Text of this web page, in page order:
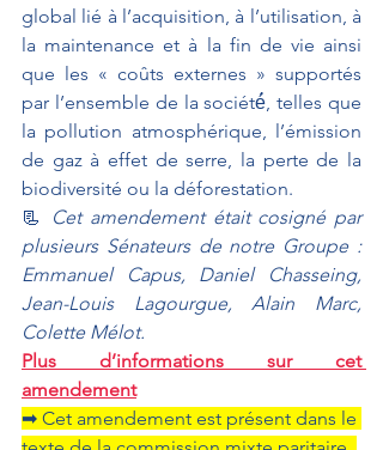
global lié à l’acquisition, à l’utilisation, à
la maintenance et à la fin de vie ainsi
que les « coûts externes » supportés
par l’ensemble de la société́, telles que
la pollution atmosphérique, l’émission
de gaz à effet de serre, la perte de la
biodiversité ou la déforestation.
📃 Cet amendement était cosigné par
plusieurs Sénateurs de notre Groupe :
Emmanuel Capus, Daniel Chasseing,
Jean-Louis Lagourgue, Alain Marc,
Colette Mélot.
Plus d’informations sur cet
amendement
➡ Cet amendement est présent dans le